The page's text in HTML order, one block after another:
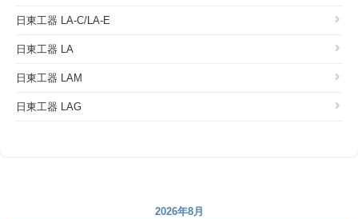
日東工器 LA-C/LA-E
日東工器 LA
日東工器 LAM
日東工器 LAG
2026年8月